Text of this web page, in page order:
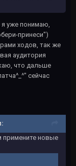
я уже понимаю,
принеси")
ходов, так же
аудитория
что дальше
сейчас
примените новые